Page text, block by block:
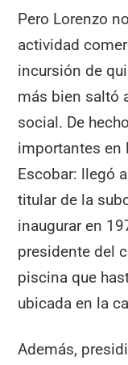
Pero Lorenzo
actividad
incursión de
más bien saltó
social. De
importantes en
Escobar: llegó
titular de la
inaugurar en
presidente del
piscina que
ubicada en la
Además,